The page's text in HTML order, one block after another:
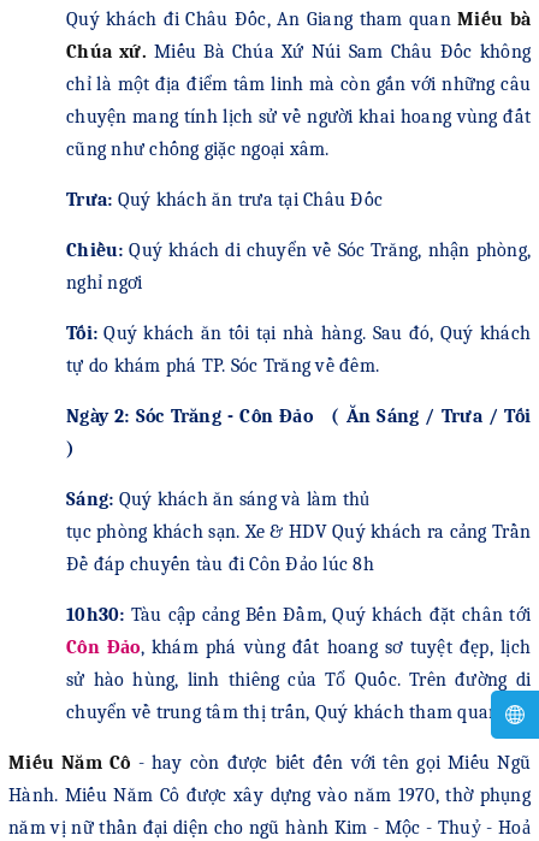
Quý khách đi Châu Đốc, An Giang tham quanMiếu bà
Chúa xứ.Miếu Bà Chúa Xứ Núi Sam Châu Đốc không
chỉ là một địa điểm tâm linh mà còn gắn với những câu
chuyện mang tính lịch sử về người khai hoang vùng đất
cũng như chống giặc ngoại xâm.
Trưa: Quý khách ăn trưa tại Châu Đốc
Chiều: Quý khách di chuyển về Sóc Trăng, nhận phòng,
nghỉ ngơi
Tối:Quý khách ăn tối tại nhà hàng. Sau đó, Quý khách
tự do khám phá TP. Sóc Trăng về đêm.
Ngày 2: Sóc Trăng - Côn Đảo ( Ăn Sáng / Trưa / Tối
)
Sáng: Quý khách ăn sáng và làm thủ
tụcphòng khách sạn. Xe & HDV Quý khách ra cảng Trần
Đề đáp chuyến tàu đi Côn Đảo lúc 8h
10h30: Tàu cập cảng Bến Đầm, Quý khách đặt chân tới
Côn Đảo, khám phá vùng đất hoang sơ tuyệt đẹp, lịch
sử hào hùng, linh thiêng của Tổ Quốc. Trên đường di
chuyển về trung tâm thị trấn, Quý khách tham quan
Miếu Năm Cô - hay còn được biết đến với tên gọi Miếu Ngũ
Hành. Miếu Năm Cô được xây dựng vào năm 1970, thờ phụng
năm vị nữ thần đại diện cho ngũ hành Kim - Mộc - Thuỷ - Hoả